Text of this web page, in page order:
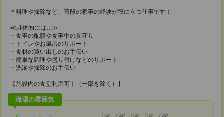
＊料理や掃除など、普段の家事の経験が役に立つ仕事です！
≪具体的には…≫
・食事の配膳や食事中の見守り
・トイレやお風呂のサポート
・食材の買い出しのお手伝い
・簡単な調理や盛り付けなどのサポート
・洗濯や掃除のお手伝い
【施設内の食堂利用可！（一部を除く）】
職場の雰囲気